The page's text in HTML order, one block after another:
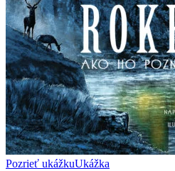
Pozrieť ukážkuUkážka